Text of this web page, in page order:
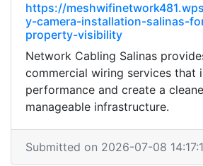
https://
y-camera-installation-salinas-
property-visibility
Network Cabling Salinas
commercial wiring services that
performance and create a
manageable infrastructure.
Submitted on 2026-07-08